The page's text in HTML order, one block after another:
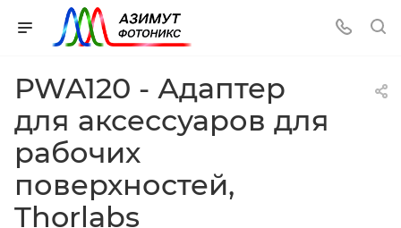
PWA120 - Адаптер
для аксессуаров для
рабочих
поверхностей,
Thorlabs